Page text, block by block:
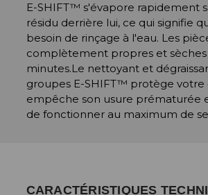
E-SHIFT™ s'évapore rapidement
résidu derrière lui, ce qui signifie
besoin de rinçage à l'eau. Les
complètement propres et
minutes.Le nettoyant et
groupes E-SHIFT™ protège votre
empêche son usure prématurée
de fonctionner au maximum de
CARACTÉRISTIQUES